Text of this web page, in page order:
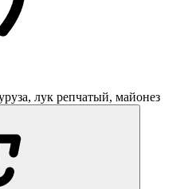
лук репчатый, майонез